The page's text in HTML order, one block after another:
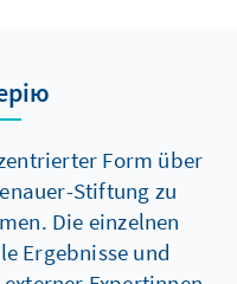
Form über
Stiftung zu
Die einzelnen
Ergebnisse und